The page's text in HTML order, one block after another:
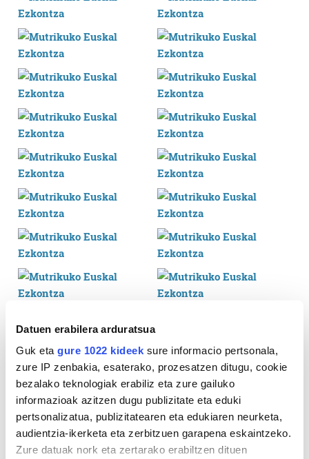
Datuen erabilera arduratsua
Guk eta gure 1022 kideek sure informacio pertsonala,
zure IP zenbakia, esaterako, prozesatzen ditugu, cookie
bezalako teknologiak erabiliz eta zure gailuko
informazioak azitzen dugu publizitate eta eduki
pertsonalizatua, publizitatearen eta edukiaren neurketa,
audientzia-ikerketa eta zerbitzuen garapena eskaintzeko.
Zure datuak nork eta zertarako erabiltzen dituen